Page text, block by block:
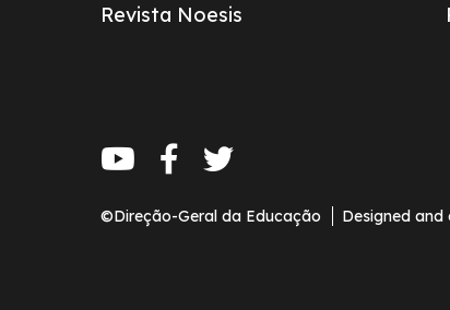
Revista Noesis
Redes
sociais
©Direção-Geral da Educação Designed